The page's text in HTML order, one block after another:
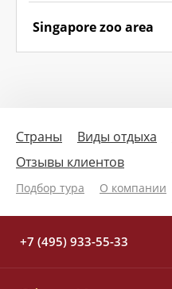
Singapore zoo area
Страны Виды отдыха
Отзывы клиентов
Подбор тура О компании
+7 (495) 933-55-33